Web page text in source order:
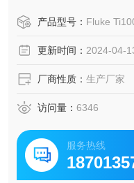
产品型号： Fluke
更新时间： 2024-04-
厂商性质： 生产厂家
访问量： 6346
服务热线